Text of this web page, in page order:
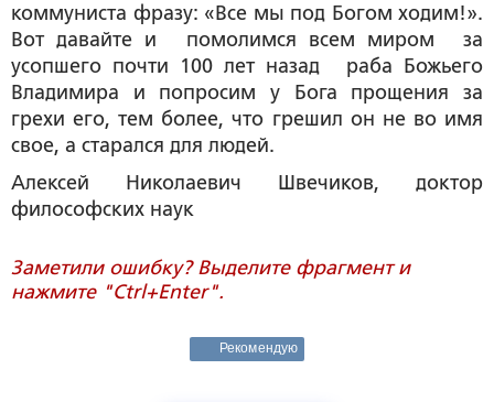
коммуниста фразу: «Все мы под Богом ходим!».
Вот давайте и помолимся всем миром за
усопшего почти 100 лет назад раба Божьего
Владимира и попросим у Бога прощения за
грехи его, тем более, что грешил он не во имя
свое, а старался для людей.
Алексей Николаевич
Швечиков, доктор
философских наук
Заметили ошибку? Выделите фрагмент и
нажмите "Ctrl+Enter".
Рекомендую